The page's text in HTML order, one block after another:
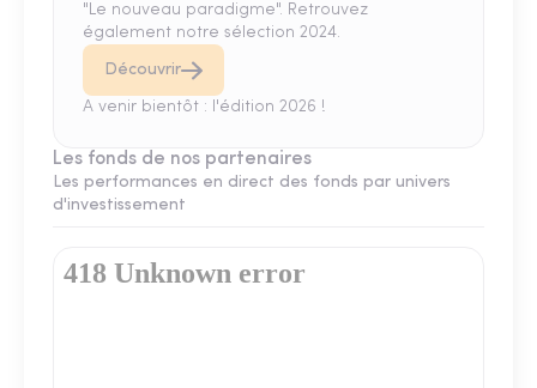
"Le nouveau paradigme". Retrouvez
également notre sélection 2024.
Découvrir
A venir bientôt : l'édition 2026 !
Les fonds de nos partenaires
Les performances en direct des fonds par univers
d'investissement